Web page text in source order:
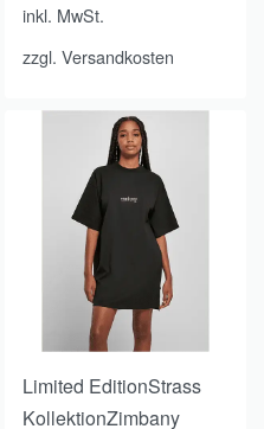
inkl. MwSt.
zzgl. Versandkosten
Limited EditionStrass
KollektionZimbany